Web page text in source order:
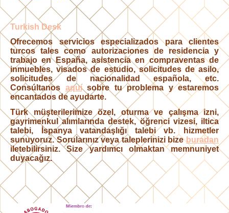
Turkish Desk
Ofrecemos servicios especializados para clientes
turcos tales como autorizaciones de residencia y
trabajo en España, asistencia en compraventas de
inmuebles, visados de estudio, solicitudes de asilo,
solicitudes de nacionalidad española, etc.
Consúltanos aquísobre tu problema y estaremos
encantados de ayudarte.
Türk müşterilerimize özel, oturma ve çalışma izni,
gayrimenkul alımlarında destek, öğrenci vizesi, iltica
talebi, İspanya vatandaşlığı talebi vb. hizmetler
sunuyoruz. Sorularınız veya taleplerinizi bizeburadan
iletebilirsiniz. Size yardımcı olmaktan memnuniyet
duyacağız.